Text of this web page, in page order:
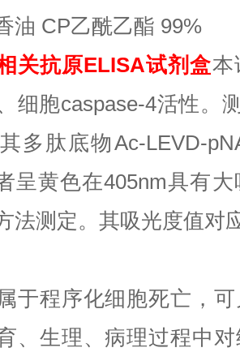
油 CP乙酰乙酯 99%
关抗原ELISA试剂盒本
细胞caspase-4活性。
多肽底物Ac-LEVD-
呈黄色在405nm具有
法测定。其吸光度值对
于程序化细胞死亡，
、生理、病理过程中